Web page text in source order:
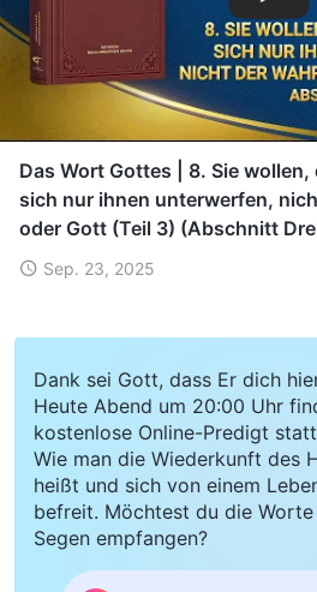
Das Wort Gottes | 8. Sie wollen,
sich nur ihnen unterwerfen,
oder Gott (Teil 3) (Abschnitt
Sep. 23, 2025
Dank sei Gott, dass Er dich
Heute Abend um 20:00 Uhr
kostenlose Online-Predigt
Wie man die Wiederkunft des
heißt und sich von einem
befreit. Möchtest du die
Segen empfangen?